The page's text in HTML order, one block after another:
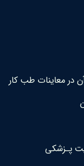
در معاینات طب کار
پـزشکی